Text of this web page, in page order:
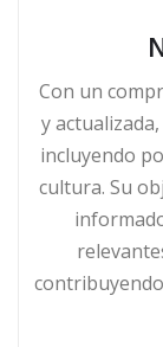
Con un
y
incluyendo
cultura. Su